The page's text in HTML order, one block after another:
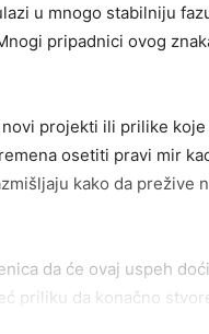
u mnogo stabilniju
pripadnici ovog
projekti ili prilike
osetiti pravi mir
kako da prežive
da će ovaj uspeh
priliku da konačno